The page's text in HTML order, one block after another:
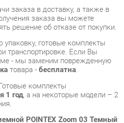
товара -бесплатна.
комплекты
POINTEX Zoom 03 Темный
производстваPointex
вашим приобретением, и
отзыв об опыте его
сориентироваться нашим